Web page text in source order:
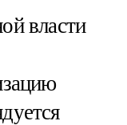
власти